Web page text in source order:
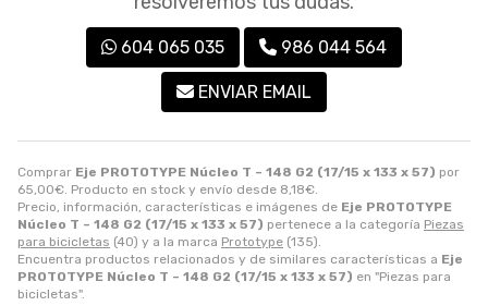
Comprar Eje PROTOTYPE Núcleo T – 148 G2 (17/15 x 133 x 57) por
65,00€. Producto en stock y envío desde 8,18€.
Precio, información, características e imágenes de Eje PROTOTYPE
Núcleo T – 148 G2 (17/15 x 133 x 57) pertenece a la categoría Piezas
para bicicletas (40) y a la marca Prototype (135).
Encuentra productos relacionados y de similares características a Eje
PROTOTYPE Núcleo T – 148 G2 (17/15 x 133 x 57) en "Piezas para
bicicletas".
604 065 035 986 044 564
ENVIAR EMAIL